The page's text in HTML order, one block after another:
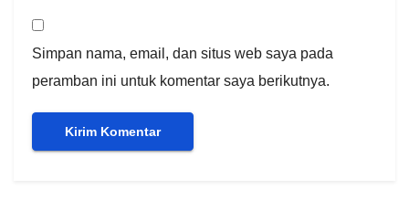
Simpan nama, email, dan situs web saya pada
peramban ini untuk komentar saya berikutnya.